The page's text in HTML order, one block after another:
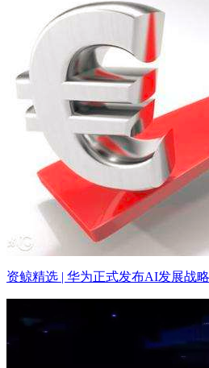
资鲸精选 | 华为正式发布AI发展战略